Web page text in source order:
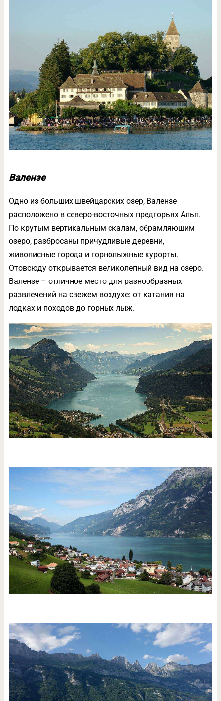
Валензе
Одно из больших швейцарских озер, Валензе
расположено в северо-восточных предгорьях Альп.
По крутым вертикальным скалам, обрамляющим
озеро, разбросаны причудливые деревни,
живописные города и горнолыжные курорты.
Отовсюду открывается великолепный вид на озеро.
Валензе – отличное место для разнообразных
развлечений на свежем воздухе: от катания на
лодках и походов до горных лыж.